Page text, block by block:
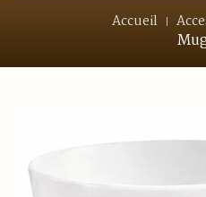
Accueil